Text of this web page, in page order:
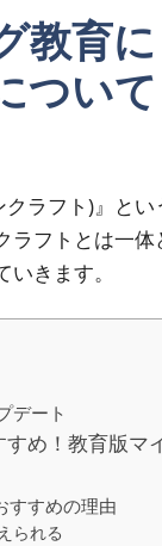
教育
ついて
ラフト)』と
ラフトとは一
きます。
デート
め！教育版マ
すすめの理由
られる